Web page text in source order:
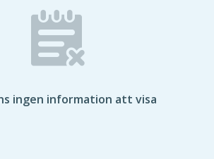
ingen information att visa